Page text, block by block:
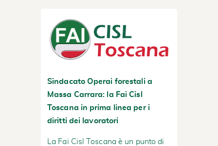
Sindacato Operai forestali a
Massa Carrara: la Fai Cisl
Toscana in prima linea per i
diritti dei lavoratori
La Fai Cisl Toscana è un punto di